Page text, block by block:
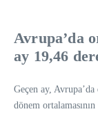
Avrupa’da
ay 19,46
Geçen ay,
dönem